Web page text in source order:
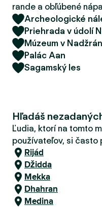
rande a obľúbené
Archeologické
Priehrada v údolí
Múzeum v
Palác Aan
Sagamský les
Hľadáš
Ľudia, ktorí na tomto
používateľov, si často
Rijád
Džidda
Mekka
Dhahran
Medina